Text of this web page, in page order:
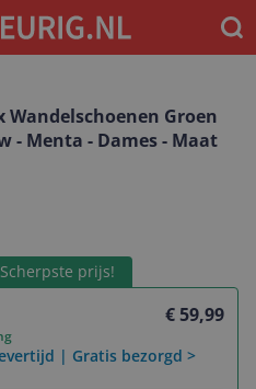
Wandelschoenen Groen
- Menta - Dames - Maat
prijs!
€ 59,99
| Gratis bezorgd >